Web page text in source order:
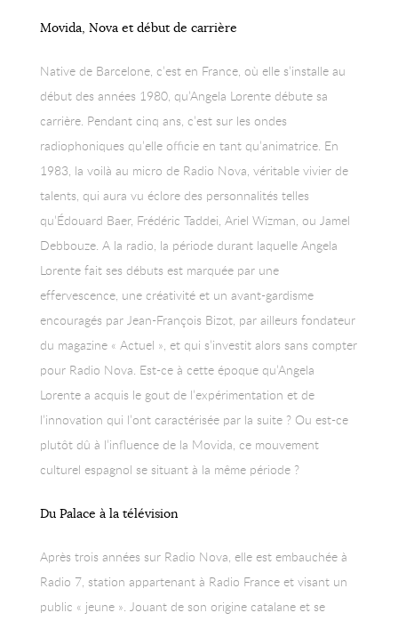
Movida, Nova et début de carrière
Native de Barcelone, c’est en France, où elle s’installe au
début des années 1980, qu’Angela Lorente débute sa
carrière. Pendant cinq ans, c’est sur les ondes
radiophoniques qu’elle officie en tant qu’animatrice. En
1983, la voilà au micro de Radio Nova, véritable vivier de
talents, qui aura vu éclore des personnalités telles
qu’Édouard Baer, Frédéric Taddei, Ariel Wizman, ou Jamel
Debbouze. A la radio, la période durant laquelle Angela
Lorente fait ses débuts est marquée par une
effervescence, une créativité et un avant-gardisme
encouragés par Jean-François Bizot, par ailleurs fondateur
du magazine « Actuel », et qui s’investit alors sans compter
pour Radio Nova. Est-ce à cette époque qu’Angela
Lorente a acquis le gout de l’expérimentation et de
l’innovation qui l’ont caractérisée par la suite ? Ou est-ce
plutôt dû à l’influence de la Movida, ce mouvement
culturel espagnol se situant à la même période ?
Du Palace à la télévision
Après trois années sur Radio Nova, elle est embauchée à
Radio 7, station appartenant à Radio France et visant un
public « jeune ». Jouant de son origine catalane et se